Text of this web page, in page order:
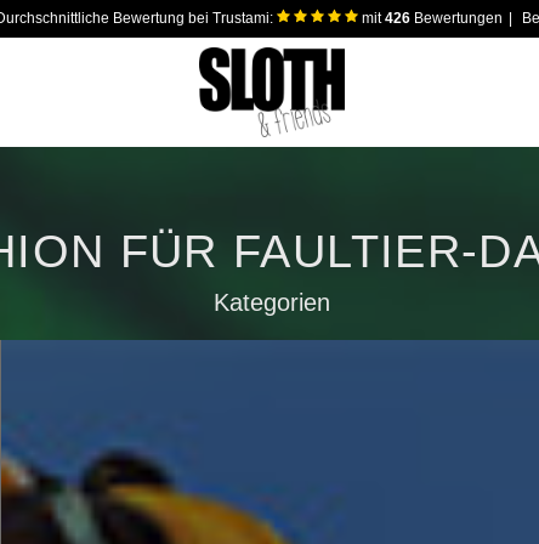
Bewertung bei Trustami: mit426 Bewertungen
FÜR FAULTIER-
Kategorien